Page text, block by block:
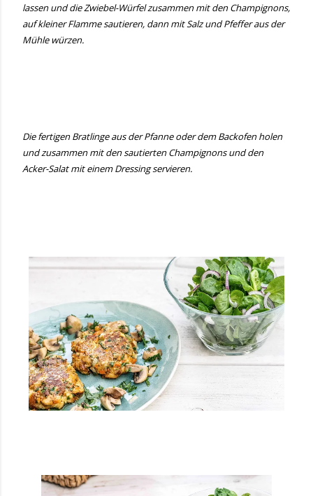
lassen und die Zwiebel-Würfel zusammen mit den Champignons,
auf kleiner Flamme sautieren, dann mit Salz und Pfeffer aus der
Mühle würzen.
Die fertigen Bratlinge aus der Pfanne oder dem Backofen holen
und zusammen mit den sautierten Champignons und den
Acker-Salat mit einem Dressing servieren.